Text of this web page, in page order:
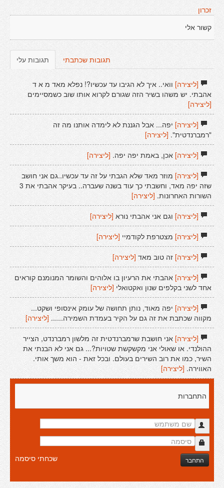
זכרון
קשור אלי
תגובות עלי תגובות שכתבתי
[ליצירה]וואי.. איך לא הגיבו עד עכשיו?! נפלא מאד מ א ד
אהבתי. יש משהו בשיר הזה שגורם לקרוא אותו שוב כשמסיימים
[ליצירה]
[ליצירה]יפה... אבל הגננת לא לימדה אותנו מה זה
"רמברנדטית". [ליצירה]
[ליצירה]אכן, באמת יפה יפה. [ליצירה]
[ליצירה]מוזר מאד שלא הגבתי על זה עד עכשיו..גם אני חושב
שזה יפה מאד, וחשבתי כך עוד בשנה שעברה.. בעיקר אהבתי את 3
השורות האחרונות. [ליצירה]
[ליצירה]וגם אני אהבתי נורא [ליצירה]
[ליצירה]מצטרפת לקודמיי [ליצירה]
[ליצירה]זה טוב מאד [ליצירה]
[ליצירה]אהבתי את הרעיון בו אלוהים והשומר המנומנם קוראים
אחד לשני בקלפים שנון ואקטואלי [ליצירה]
[ליצירה]יפה מאוד, נותן תחושה של עומק אינסופי ושקט...
מקווה שכתבת את זה גם על הקיר בעמדת השמירה...... [ליצירה]
[ליצירה]אני חושבת שרמברנדטית זה מלשון רמברנדט, הצייר
ההולנדי. או שאולי אני מקשקשת שטויות?... גם אני לא הבנתי את
השיר, כמו את רוב השירים בעולם. ובכל זאת - הוא משך אותי.
האווירה. [ליצירה]
התחברות
התחבר שכחתי סיסמה